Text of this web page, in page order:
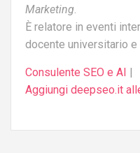
Marketing.
È relatore in eventi
docente universitario e
Consulente SEO e AI
Aggiungi deepseo.it